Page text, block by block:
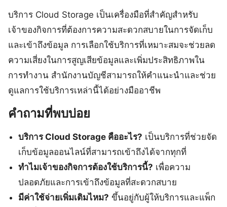
บริการ Cloud Storage เป็นเครื่องมือที่สำคัญสำหรับ
เจ้าของกิจการที่ต้องการความสะดวกสบายในการจัดเก็บ
และเข้าถึงข้อมูล การเลือกใช้บริการที่เหมาะสมจะช่วยลด
ความเสี่ยงในการสูญเสียข้อมูลและเพิ่มประสิทธิภาพใน
การทำงาน สำนักงานบัญชีสามารถให้คำแนะนำและช่วย
ดูแลการใช้บริการเหล่านี้ได้อย่างมืออาชีพ
คำถามที่พบบ่อย
บริการ Cloud Storage คืออะไร? เป็นบริการที่ช่วยจัด
เก็บข้อมูลออนไลน์ที่สามารถเข้าถึงได้จากทุกที่
ทำไมเจ้าของกิจการต้องใช้บริการนี้? เพื่อความ
ปลอดภัยและการเข้าถึงข้อมูลที่สะดวกสบาย
มีค่าใช้จ่ายเพิ่มเติมไหม? ขึ้นอยู่กับผู้ให้บริการและแพ็ก